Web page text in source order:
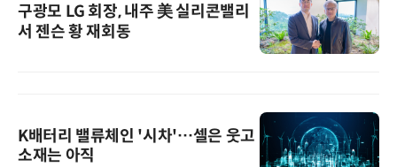
구광모 LG 회장, 내주 美 실리콘밸리
서 젠슨 황 재회동
K배터리 밸류체인 '시차'…셀은 웃고
소재는 아직